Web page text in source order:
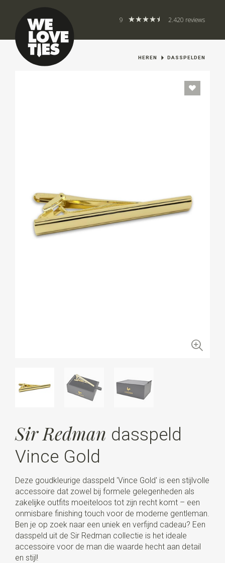
9 2.420 reviews
HEREN DASSPELDEN
Sir Redman dasspeld
Vince Gold
Deze goudkleurige dasspeld 'Vince Gold' is een stijlvolle
accessoire dat zowel bij formele gelegenheden als
zakelijke outfits moeiteloos tot zijn recht komt – een
onmisbare finishing touch voor de moderne gentleman.
Ben je op zoek naar een uniek en verfijnd cadeau? Een
dasspeld uit de Sir Redman collectie is het ideale
accessoire voor de man die waarde hecht aan detail
en stijl!